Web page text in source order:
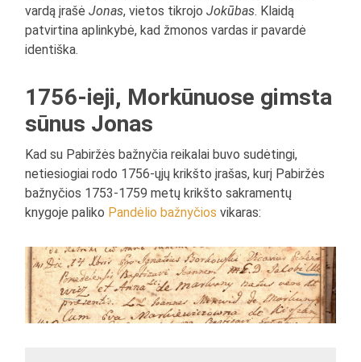
vardą įrašėJonas, vietos tikrojoJokūbas. Klaidą
patvirtina aplinkybė, kad žmonos vardas ir pavardė
identiška.
1756-ieji, Morkūnuose gimsta
sūnus Jonas
Kad su Pabiržės bažnyčia reikalai buvo sudėtingi,
netiesiogiai rodo 1756-ųjų krikšto įrašas, kurį Pabiržės
bažnyčios 1753-1759 metų krikšto sakramentų
knygoje paliko Pandėlio bažnyčios vikaras: